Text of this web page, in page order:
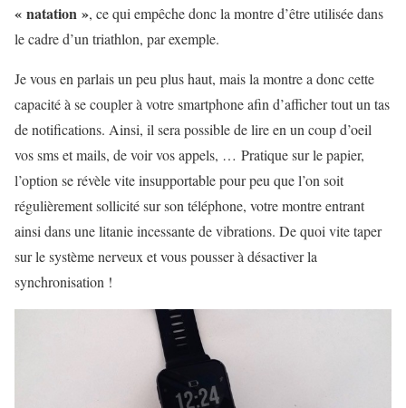
« natation », ce qui empêche donc la montre d’être utilisée dans
le cadre d’un triathlon, par exemple.
Je vous en parlais un peu plus haut, mais la montre a donc cette
capacité à se coupler à votre smartphone afin d’afficher tout un tas
de notifications. Ainsi, il sera possible de lire en un coup d’oeil
vos sms et mails, de voir vos appels, … Pratique sur le papier,
l’option se révèle vite insupportable pour peu que l’on soit
régulièrement sollicité sur son téléphone, votre montre entrant
ainsi dans une litanie incessante de vibrations. De quoi vite taper
sur le système nerveux et vous pousser à désactiver la
synchronisation !